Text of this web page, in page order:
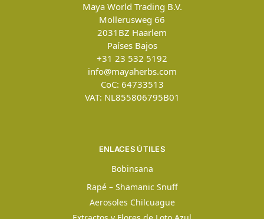
Maya World Trading B.V.
Mollerusweg 66
2031BZ Haarlem
Países Bajos
+31 23 532 5192
info@mayaherbs.com
CoC: 64733513
VAT: NL855806795B01
ENLACES ÚTILES
Bobinsana
Rapé – Shamanic Snuff
Aerosoles Chilcuague